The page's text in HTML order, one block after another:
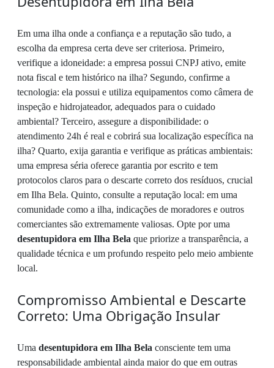
Em uma ilha onde a confiança e a reputação são tudo, a
escolha da empresa certa deve ser criteriosa. Primeiro,
verifique a idoneidade: a empresa possui CNPJ ativo, emite
nota fiscal e tem histórico na ilha? Segundo, confirme a
tecnologia: ela possui e utiliza equipamentos como câmera de
inspeção e hidrojateador, adequados para o cuidado
ambiental? Terceiro, assegure a disponibilidade: o
atendimento 24h é real e cobrirá sua localização específica na
ilha? Quarto, exija garantia e verifique as práticas ambientais:
uma empresa séria oferece garantia por escrito e tem
protocolos claros para o descarte correto dos resíduos, crucial
em Ilha Bela. Quinto, consulte a reputação local: em uma
comunidade como a ilha, indicações de moradores e outros
comerciantes são extremamente valiosas. Opte por uma
desentupidora em Ilha Bela que priorize a transparência, a
qualidade técnica e um profundo respeito pelo meio ambiente
local.
Compromisso Ambiental e Descarte
Correto: Uma Obrigação Insular
Uma desentupidora em Ilha Bela consciente tem uma
responsabilidade ambiental ainda maior do que em outras